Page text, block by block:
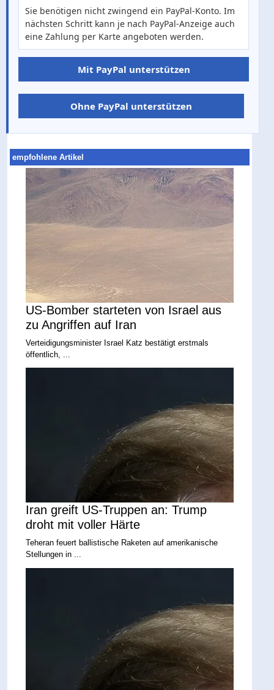
Sie benötigen nicht zwingend ein PayPal-Konto. Im
nächsten Schritt kann je nach PayPal-Anzeige auch
eine Zahlung per Karte angeboten werden.
Mit PayPal unterstützen
Ohne PayPal unterstützen
empfohlene Artikel
US-Bomber starteten von Israel aus
zu Angriffen auf Iran
Verteidigungsminister Israel Katz bestätigt erstmals
öffentlich, ...
Iran greift US-Truppen an: Trump
droht mit voller Härte
Teheran feuert ballistische Raketen auf amerikanische
Stellungen in ...